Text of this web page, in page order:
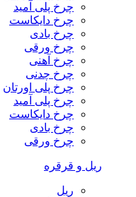
چرخ پلی آمید
چرخ دایکاست
چرخ بادی
چرخ ورقی
چرخ آهنی
چرخ چدنی
چرخ پلی اورتان
چرخ پلی آمید
چرخ دایکاست
چرخ بادی
چرخ ورقی
ریل و قرقره
ریل